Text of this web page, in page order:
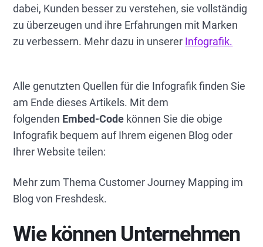
dabei, Kunden besser zu verstehen, sie vollständig
zu überzeugen und ihre Erfahrungen mit Marken
zu verbessern. Mehr dazu in unserer Infografik.
Alle genutzten Quellen für die Infografik finden Sie
am Ende dieses Artikels. Mit dem
folgenden Embed-Code können Sie die obige
Infografik bequem auf Ihrem eigenen Blog oder
Ihrer Website teilen:
Mehr zum Thema Customer Journey Mapping im
Blog von Freshdesk.
Wie können Unternehmen